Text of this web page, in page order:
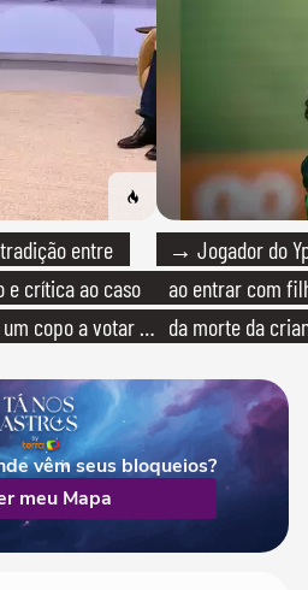
entre
e crítica ao caso
copo a votar no
→ Jogador do
ao entrar com
da morte da
vêm seus bloqueios?
meu Mapa